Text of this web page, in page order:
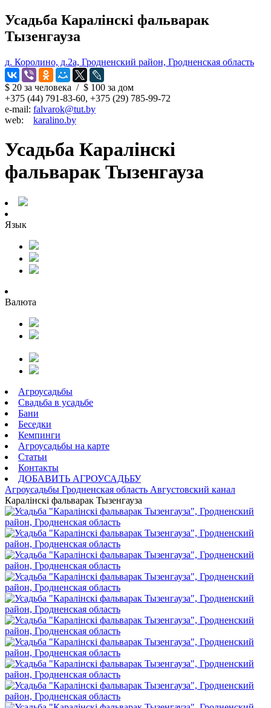
Усадьба Каралiнскi фальварак
Тызенгауза
д. Королино, д.2а, Гродненский район, Гродненская область
$ 20 за человека / $ 100 за дом
+375 (44) 791-83-60, +375 (29) 785-99-72
e-mail: falvarok@tut.by
web: karalino.by
Усадьба Каралiнскi
фальварак Тызенгауза
Язык
Валюта
Агроусадьбы
Свадьба в усадьбе
Бани
Беседки
Кемпинги
Агроусадьбы на карте
Статьи
Контакты
ДОБАВИТЬ АГРОУСАДЬБУ
Агроусадьбы Гродненская область Августовский канал
Каралiнскi фальварак Тызенгауза